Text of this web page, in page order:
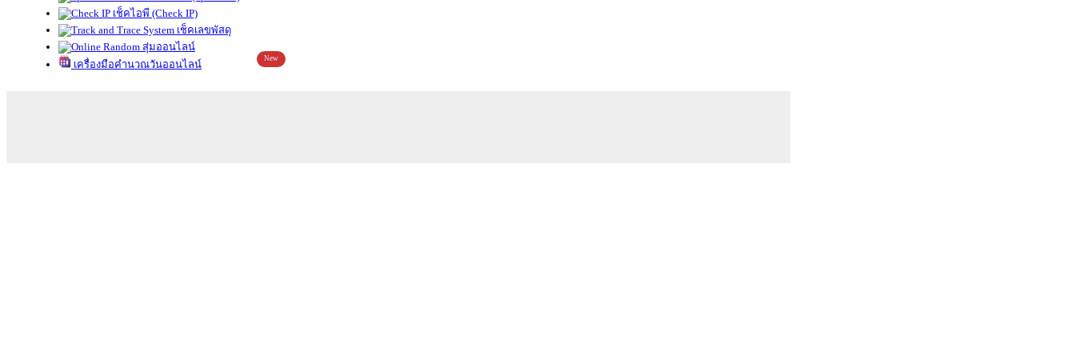
เช็คไอพี (Check IP)
เช็คเลขพัสดุ
สุ่มออนไลน์
เครื่องมือคำนวณวันออนไลน์
New